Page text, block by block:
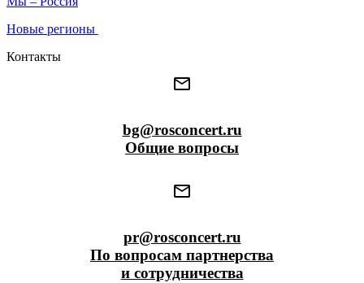
Новые регионы
Контакты
bg@rosconcert.ru
Общие вопросы
pr@rosconcert.ru
По вопросам партнерства
и сотрудничества